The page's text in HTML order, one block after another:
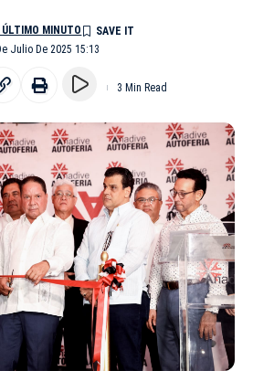
Julio De 2025 15:13
MINUTO
3 Min Read